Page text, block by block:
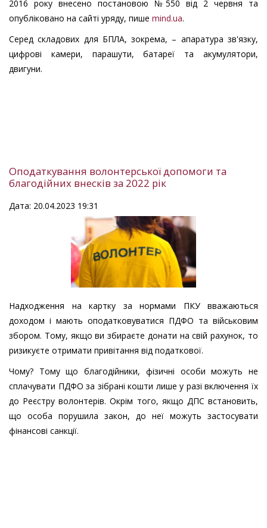
2016 року внесено постановою №550 від 2 червня та
опубліковано на сайті уряду, пише mind.ua.
Серед складових для БПЛА, зокрема, – апаратура зв'язку,
цифрові камери, парашути, батареї та акумулятори,
двигуни.
Оподаткування волонтерської допомоги та
благодійних внесків за 2022 рік
Дата: 20.04.2023 19:31
Надходження на картку за нормами ПКУ вважаються
доходом і мають оподатковуватися ПДФО та військовим
збором. Тому, якщо ви збираєте донати на свій рахунок, то
ризикуєте отримати привітання від податкової.
Чому? Тому що благодійники, фізичні особи можуть не
сплачувати ПДФО за зібрані кошти лише у разі включення їх
до Реєстру волонтерів. Окрім того, якщо ДПС встановить,
що особа порушила закон, до неї можуть застосувати
фінансові санкції.